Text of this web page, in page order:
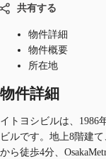
仲介会社様
お気に入り
共有する
物件詳細
物件概要
所在地
物件詳細
イトヨシビルは、1986
ビルです。地上8階建
から徒歩4分、